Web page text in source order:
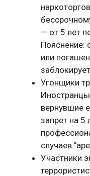
— от 5 лет
Пояснение:
или
Угонщики
вернувшие
запрет на 5
случаев
Участники